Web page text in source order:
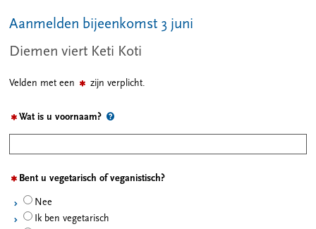
Aanmelden bijeenkomst 3 juni
Diemen viert Keti Koti
Velden met een zijn verplicht.
Wat is u voornaam?
Bent u vegetarisch of veganistisch?
Nee
Ik ben vegetarisch